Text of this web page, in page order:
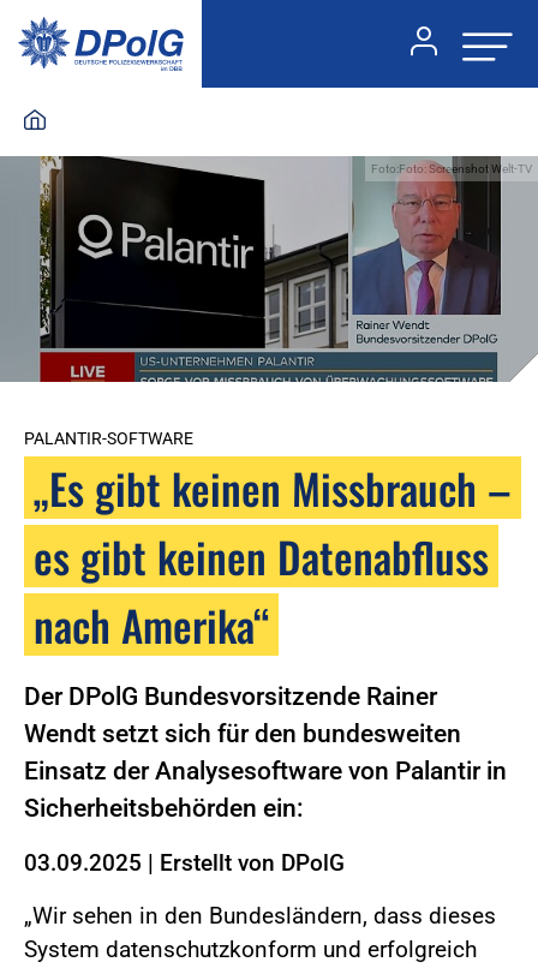
Foto:Foto: Screenshot Welt-TV
PALANTIR-SOFTWARE
„Es gibt keinen Missbrauch –
es gibt keinen Datenabfluss
nach Amerika“
Der DPolG Bundesvorsitzende Rainer
Wendt setzt sich für den bundesweiten
Einsatz der Analysesoftware von Palantir in
Sicherheitsbehörden ein:
03.09.2025 | Erstellt von DPolG
„Wir sehen in den Bundesländern, dass dieses
System datenschutzkonform und erfolgreich